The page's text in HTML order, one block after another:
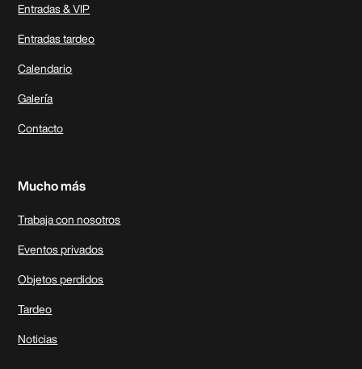
Entradas & VIP
Entradas tardeo
Calendario
Galer´ía
Contacto
Mucho más
Trabaja con nosotros
Eventos privados
Objetos perdidos
Tardeo
Noticias